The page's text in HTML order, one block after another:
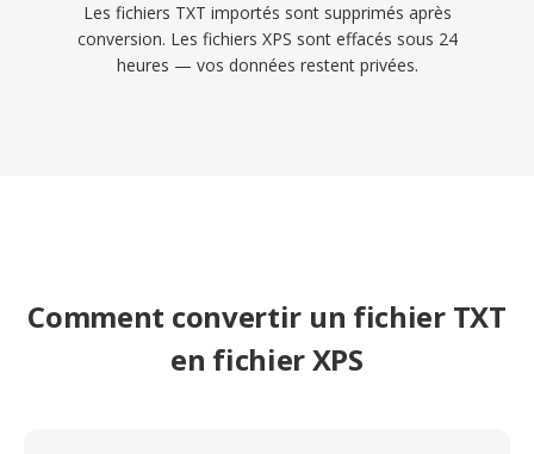
Les fichiers TXT importés sont supprimés après
conversion. Les fichiers XPS sont effacés sous 24
heures — vos données restent privées.
Comment convertir un fichier TXT
en fichier XPS